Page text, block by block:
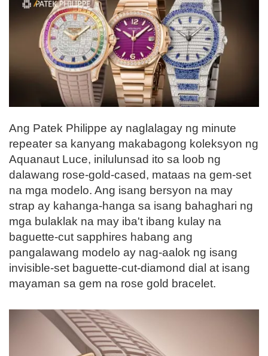
Ang Patek Philippe ay naglalagay ng minute
repeater sa kanyang makabagong koleksyon ng
Aquanaut Luce, inilulunsad ito sa loob ng
dalawang rose-gold-cased, mataas na gem-set
na mga modelo. Ang isang bersyon na may
strap ay kahanga-hanga sa isang bahaghari ng
mga bulaklak na may iba't ibang kulay na
baguette-cut sapphires habang ang
pangalawang modelo ay nag-aalok ng isang
invisible-set baguette-cut-diamond dial at isang
mayaman sa gem na rose gold bracelet.